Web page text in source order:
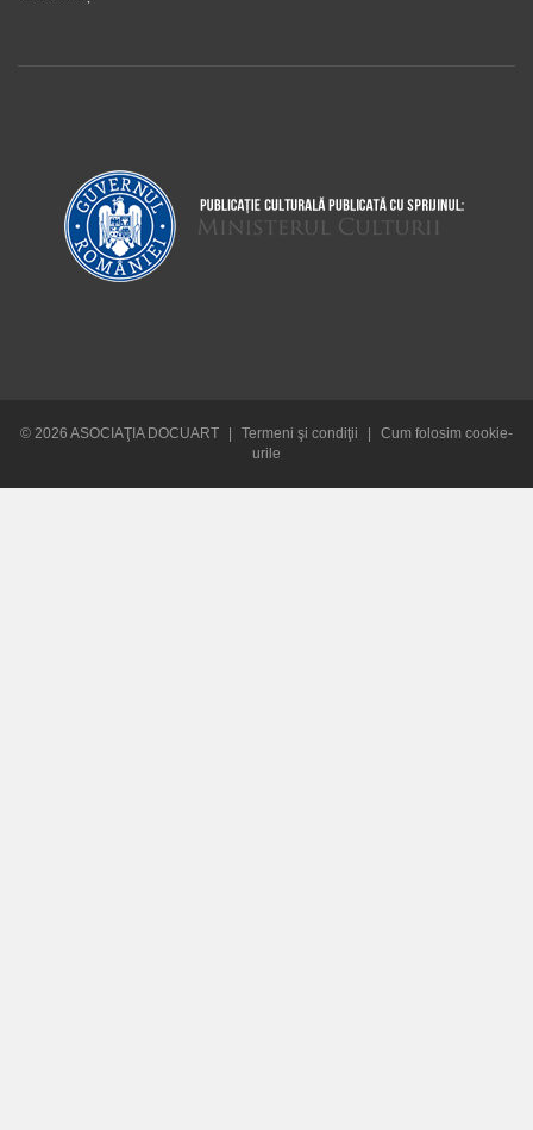
© 2026 ASOCIAŢIA DOCUART Termeni şi condiţii
Cum folosim cookie-
urile